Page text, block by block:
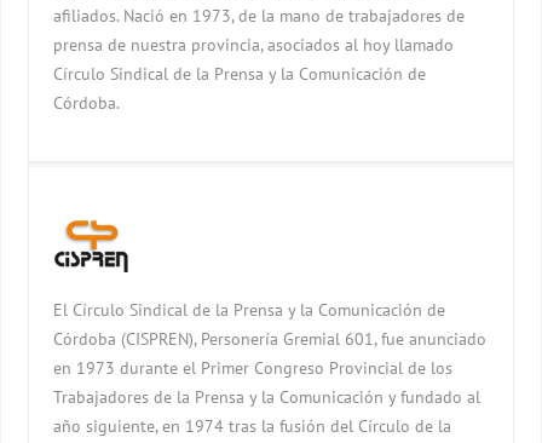
afiliados. Nació en 1973, de la mano de trabajadores de
prensa de nuestra provincia, asociados al hoy llamado
Círculo Sindical de la Prensa y la Comunicación de
Córdoba.
El Círculo Sindical de la Prensa y la Comunicación de
Córdoba (CISPREN), Personería Gremial 601, fue anunciado
en 1973 durante el Primer Congreso Provincial de los
Trabajadores de la Prensa y la Comunicación y fundado al
año siguiente, en 1974 tras la fusión del Círculo de la